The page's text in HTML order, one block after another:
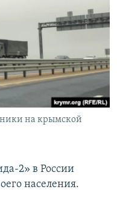
на крымской
2» в России
населения.